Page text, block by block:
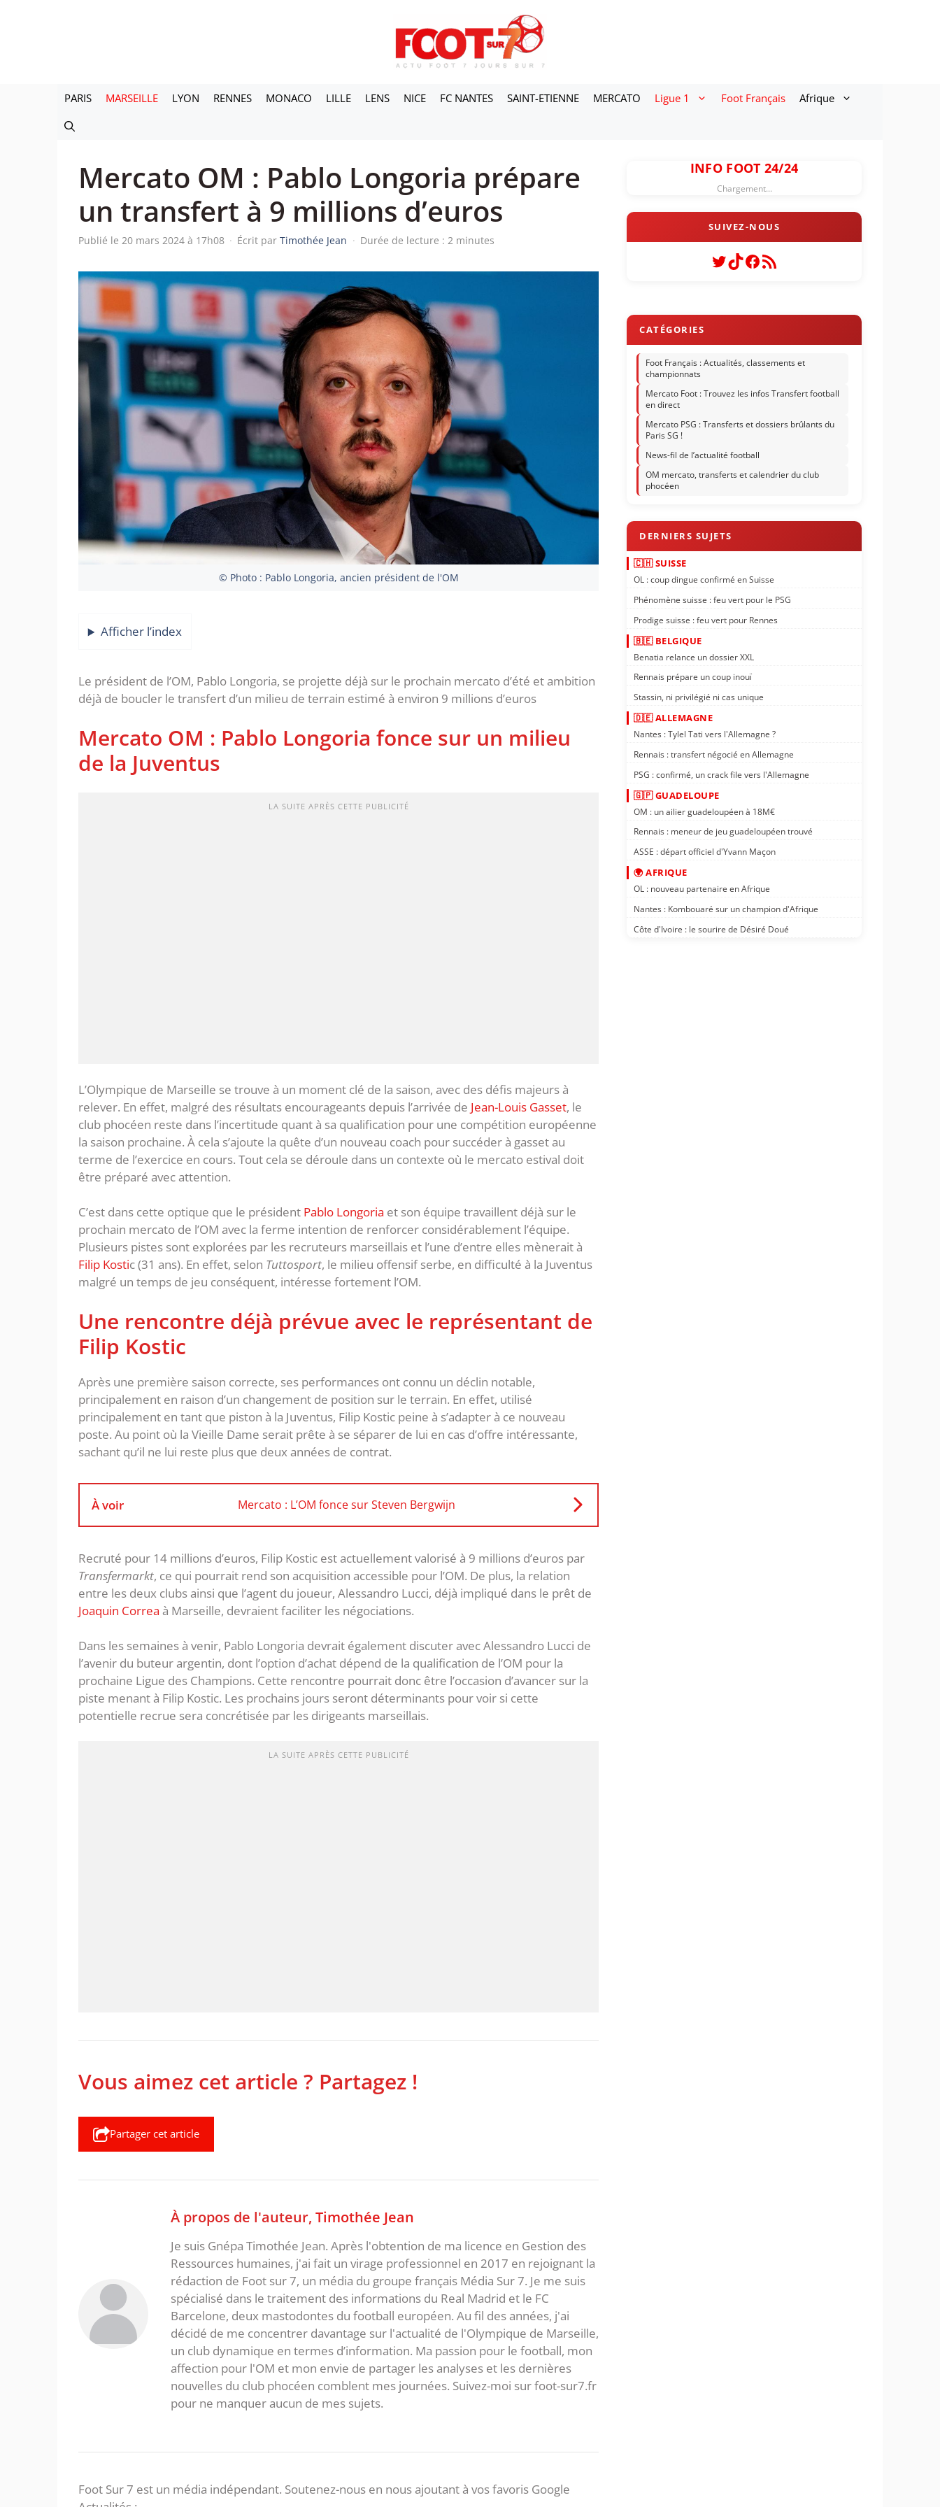
PARIS MARSEILLE LYON RENNES MONACO LILLE LENS NICE FC NANTES SAINT-ETIENNE MERCATO Ligue 1 Foot Français Afrique
Mercato OM : Pablo Longoria prépare
un transfert à 9 millions d’euros
Publié le 20 mars 2024 à 17h08 · Écrit parTimothée Jean · Durée de lecture : 2 minutes
© Photo : Pablo Longoria, ancien président de l'OM
Afficher l’index
Le président de l’OM, Pablo Longoria, se projette déjà sur le prochain mercato d’été et ambition
déjà de boucler le transfert d’un milieu de terrain estimé à environ 9 millions d’euros
Mercato OM : Pablo Longoria fonce sur un milieu
de la Juventus
LA SUITE APRÈS CETTE PUBLICITÉ
L’Olympique de Marseille se trouve à un moment clé de la saison, avec des défis majeurs à
relever. En effet, malgré des résultats encourageants depuis l’arrivée de Jean-Louis Gasset, le
club phocéen reste dans l’incertitude quant à sa qualification pour une compétition européenne
la saison prochaine. À cela s’ajoute la quête d’un nouveau coach pour succéder à gasset au
terme de l’exercice en cours. Tout cela se déroule dans un contexte où le mercato estival doit
être préparé avec attention.
C’est dans cette optique que le président Pablo Longoria et son équipe travaillent déjà sur le
prochain mercato de l’OM avec la ferme intention de renforcer considérablement l’équipe.
Plusieurs pistes sont explorées par les recruteurs marseillais et l’une d’entre elles mènerait à
Filip Kostic (31 ans). En effet, selon Tuttosport, le milieu offensif serbe, en difficulté à la Juventus
malgré un temps de jeu conséquent, intéresse fortement l’OM.
Une rencontre déjà prévue avec le représentant de
Filip Kostic
Après une première saison correcte, ses performances ont connu un déclin notable,
principalement en raison d’un changement de position sur le terrain. En effet, utilisé
principalement en tant que piston à la Juventus, Filip Kostic peine à s’adapter à ce nouveau
poste. Au point où la Vieille Dame serait prête à se séparer de lui en cas d’offre intéressante,
sachant qu’il ne lui reste plus que deux années de contrat.
À voir Mercato : L’OM fonce sur Steven Bergwijn
Recruté pour 14 millions d’euros, Filip Kostic est actuellement valorisé à 9 millions d’euros par
Transfermarkt, ce qui pourrait rend son acquisition accessible pour l’OM. De plus, la relation
entre les deux clubs ainsi que l’agent du joueur, Alessandro Lucci, déjà impliqué dans le prêt de
Joaquin Correa à Marseille, devraient faciliter les négociations.
Dans les semaines à venir, Pablo Longoria devrait également discuter avec Alessandro Lucci de
l’avenir du buteur argentin, dont l’option d’achat dépend de la qualification de l’OM pour la
prochaine Ligue des Champions. Cette rencontre pourrait donc être l’occasion d’avancer sur la
piste menant à Filip Kostic. Les prochains jours seront déterminants pour voir si cette
potentielle recrue sera concrétisée par les dirigeants marseillais.
LA SUITE APRÈS CETTE PUBLICITÉ
Vous aimez cet article ? Partagez !
Partager cet article
À propos de l'auteur, Timothée Jean
Je suis Gnépa Timothée Jean. Après l'obtention de ma licence en Gestion des
Ressources humaines, j'ai fait un virage professionnel en 2017 en rejoignant la
rédaction de Foot sur 7, un média du groupe français Média Sur 7. Je me suis
spécialisé dans le traitement des informations du Real Madrid et le FC
Barcelone, deux mastodontes du football européen. Au fil des années, j'ai
décidé de me concentrer davantage sur l'actualité de l'Olympique de Marseille,
un club dynamique en termes d’information. Ma passion pour le football, mon
affection pour l'OM et mon envie de partager les analyses et les dernières
nouvelles du club phocéen comblent mes journées. Suivez-moi sur foot-sur7.fr
pour ne manquer aucun de mes sujets.
Foot Sur 7 est un média indépendant. Soutenez-nous en nous ajoutant à vos favoris Google
INFO FOOT 24/24
Chargement...
Twitter
TikTok
Facebook
Flux RSS
Foot Français : Actualités, classements et
championnats
Mercato Foot : Trouvez les infos Transfert football
en direct
Mercato PSG : Transferts et dossiers brûlants du
Paris SG !
News-fil de l’actualité football
OM mercato, transferts et calendrier du club
phocéen
🇨🇭 SUISSE
OL : coup dingue confirmé en Suisse
Phénomène suisse : feu vert pour le PSG
Prodige suisse : feu vert pour Rennes
🇧🇪 BELGIQUE
Benatia relance un dossier XXL
Rennais prépare un coup inouï
Stassin, ni privilégié ni cas unique
🇩🇪 ALLEMAGNE
Nantes : Tylel Tati vers l'Allemagne ?
Rennais : transfert négocié en Allemagne
PSG : confirmé, un crack file vers l'Allemagne
🇬🇵 GUADELOUPE
OM : un ailier guadeloupéen à 18M€
Rennais : meneur de jeu guadeloupéen trouvé
ASSE : départ officiel d'Yvann Maçon
🌍 AFRIQUE
OL : nouveau partenaire en Afrique
Nantes : Kombouaré sur un champion d'Afrique
Côte d'Ivoire : le sourire de Désiré Doué